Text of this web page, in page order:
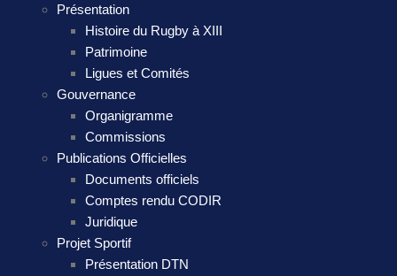
Présentation
Histoire du Rugby à XIII
Patrimoine
Ligues et Comités
Gouvernance
Organigramme
Commissions
Publications Officielles
Documents officiels
Comptes rendu CODIR
Juridique
Projet Sportif
Présentation DTN